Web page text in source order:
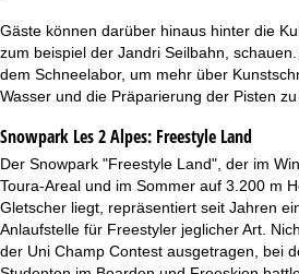
Gäste können darüber hinaus hinter die
zum beispiel der Jandri Seilbahn,
dem Schneelabor, um mehr über
Wasser und die Präparierung der Pisten zu
Snowpark Les 2 Alpes: Freestyle Land
Der Snowpark "Freestyle Land", der im
Toura-Areal und im Sommer auf 3.200 m
Gletscher liegt, repräsentiert seit Jahren
Anlaufstelle für Freestyler jeglicher Art.
der Uni Champ Contest ausgetragen, bei